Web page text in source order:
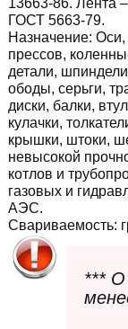
13663-86. Лента
ГОСТ 5663-79.
Назначение: Оси,
прессов,
детали,
ободы, серьги,
диски, балки,
кулачки,
крышки, штоки,
невысокой
котлов и
газовых и
АЭС.
Свариваемость:
*** О